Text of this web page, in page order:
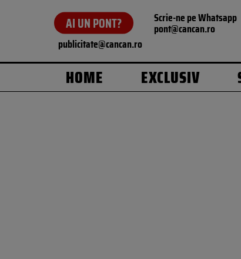
AI UN PONT? Scrie-ne pe Whatsapp
pont@cancan.ro
publicitate@cancan.ro
HOME EXCLUSIV